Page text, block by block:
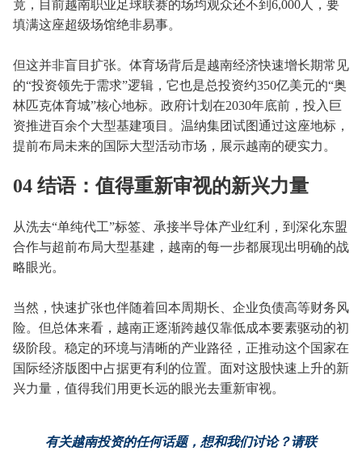
竟，目前越南职业足球联赛的场均观众还不到6,000人，要
填满这座超级场馆绝非易事。
但这并非盲目扩张。体育场背后是越南经济快速增长期常见
的“投资领先于需求”逻辑，它也是总投资约350亿美元的“奥
林匹克体育城”核心地标。政府计划在2030年底前，投入巨
资推进百余个大型基建项目。温纳集团试图通过这座地标，
提前布局未来的国际大型活动市场，展示越南的硬实力。
04 结语：值得重新审视的新兴力量
从洗去“单纯代工”标签、承接半导体产业红利，到深化东盟
合作与超前布局大型基建，越南的每一步都展现出明确的战
略眼光。
当然，快速扩张也伴随着回本周期长、企业负债高等财务风
险。但总体来看，越南正逐渐跨越仅靠低成本要素驱动的初
级阶段。稳定的环境与清晰的产业路径，正推动这个国家在
国际经济版图中占据更有利的位置。面对这股快速上升的新
兴力量，值得我们用更长远的眼光去重新审视。
有关越南投资的任何话题，想和我们讨论？请联